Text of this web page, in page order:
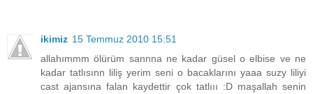
ikimiz 15 Temmuz 2010 15:51
allahımmm ölürüm sannna ne kadar güsel o elbise ve ne
kadar tatlısınn liliş yerim seni o bacaklarını yaaa suzy liliyi
cast ajansına falan kaydettir çok tatlııı :D maşallah senin